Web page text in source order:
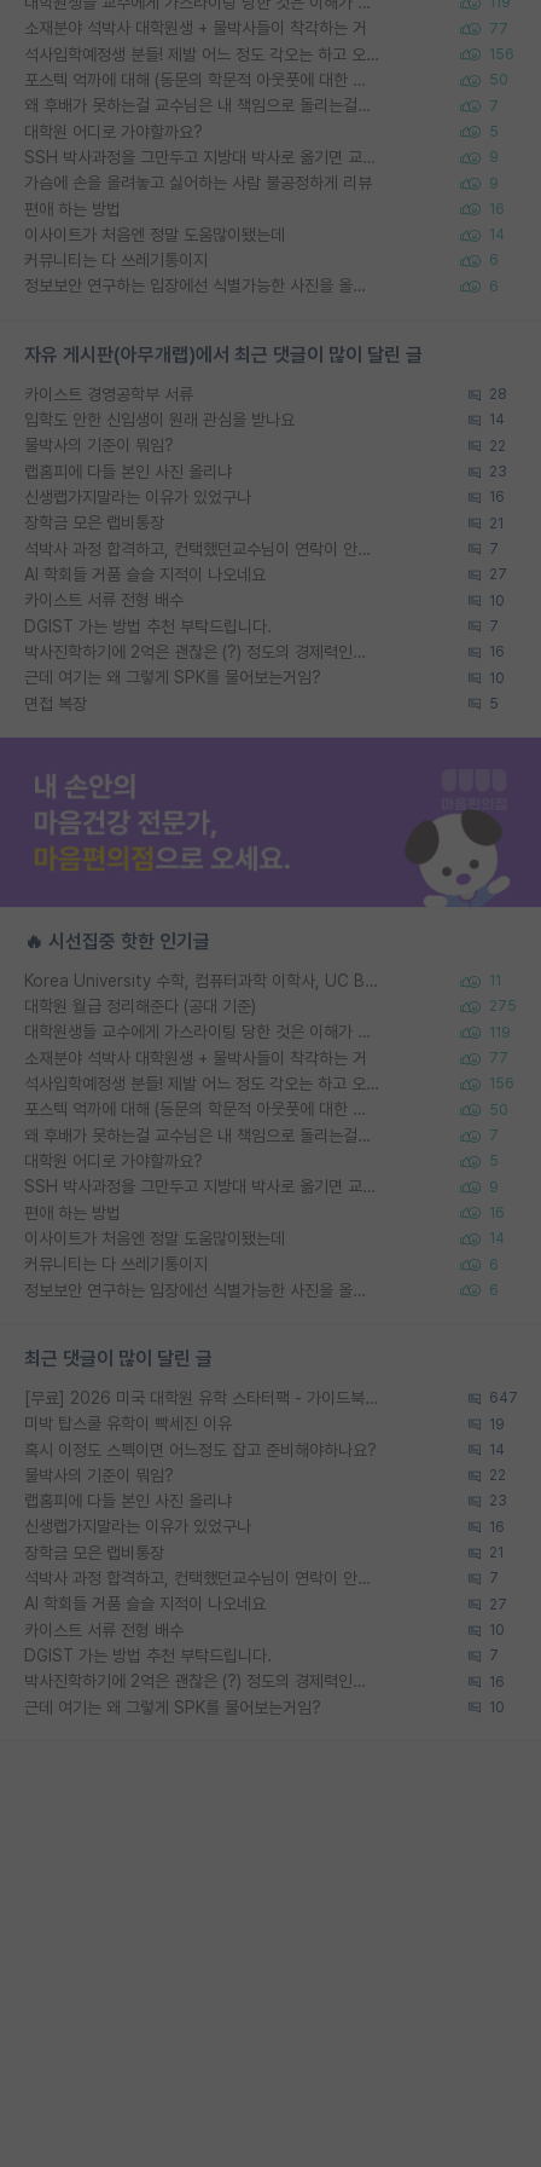
소재분야 석박사 대학원생 + 물박사들이 착각하는 거 77
석사입학예정생 분들! 제발 어느 정도 각오는 하고 오세요. 156
포스텍 억까에 대해 (동문의 학문적 아웃풋에 대한 반박) 50
왜 후배가 못하는걸 교수님은 내 책임으로 돌리는걸까요? 7
대학원 어디로 가야할까요? 5
SSH 박사과정을 그만두고 지방대 박사로 옮기면 교수의 꿈은 끝일까요? 9
가슴에 손을 올려놓고 싫어하는 사람 불공정하게 리뷰 9
편애 하는 방법 16
이사이트가 처음엔 정말 도움많이됐는데 14
커뮤니티는 다 쓰레기통이지 6
정보보안 연구하는 입장에선 식별가능한 사진을 올리는건 비추이긴함 6
자유 게시판(아무개랩)에서 최근 댓글이 많이 달린 글
카이스트 경영공학부 서류 28
입학도 안한 신입생이 원래 관심을 받나요 14
물박사의 기준이 뭐임? 22
랩홈피에 다들 본인 사진 올리냐 23
신생랩가지말라는 이유가 있었구나 16
장학금 모은 랩비통장 21
석박사 과정 합격하고, 컨택했던교수님이 연락이 안됩니다... 7
AI 학회들 거품 슬슬 지적이 나오네요 27
카이스트 서류 전형 배수 10
DGIST 가는 방법 추천 부탁드립니다. 7
박사진학하기에 2억은 괜찮은 (?) 정도의 경제력인가요 16
근데 여기는 왜 그렇게 SPK를 물어보는거임? 10
면접 복장 5
🔥 시선집중 핫한 인기글
Korea University 수학, 컴퓨터과학 이학사, UC Berkeley 산업공학 대학원 공학박사가 되는 것은 쉽지 않겠죠? 11
대학원 월급 정리해준다 (공대 기준) 275
대학원생들 교수에게 가스라이팅 당한 것은 이해가 갑니다. 안타깝네요. 119
소재분야 석박사 대학원생 + 물박사들이 착각하는 거 77
석사입학예정생 분들! 제발 어느 정도 각오는 하고 오세요. 156
포스텍 억까에 대해 (동문의 학문적 아웃풋에 대한 반박) 50
왜 후배가 못하는걸 교수님은 내 책임으로 돌리는걸까요? 7
대학원 어디로 가야할까요? 5
SSH 박사과정을 그만두고 지방대 박사로 옮기면 교수의 꿈은 끝일까요? 9
편애 하는 방법 16
이사이트가 처음엔 정말 도움많이됐는데 14
커뮤니티는 다 쓰레기통이지 6
정보보안 연구하는 입장에선 식별가능한 사진을 올리는건 비추이긴함 6
최근 댓글이 많이 달린 글
[무료] 2026 미국 대학원 유학 스타터팩 - 가이드북 & 합격자 컨택메일 템플릿 647
미박 탑스쿨 유학이 빡세진 이유 19
혹시 이정도 스펙이면 어느정도 잡고 준비해야하나요? 14
물박사의 기준이 뭐임? 22
랩홈피에 다들 본인 사진 올리냐 23
신생랩가지말라는 이유가 있었구나 16
장학금 모은 랩비통장 21
석박사 과정 합격하고, 컨택했던교수님이 연락이 안됩니다... 7
AI 학회들 거품 슬슬 지적이 나오네요 27
카이스트 서류 전형 배수 10
DGIST 가는 방법 추천 부탁드립니다. 7
박사진학하기에 2억은 괜찮은 (?) 정도의 경제력인가요 16
근데 여기는 왜 그렇게 SPK를 물어보는거임? 10